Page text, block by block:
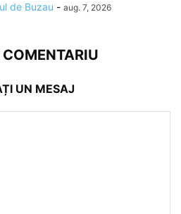
de Buzau - aug. 7, 2026
UN MESAJ